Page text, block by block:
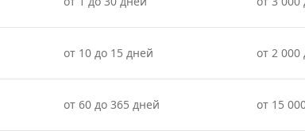
от 10 до 15 дней от 2 000
от 60 до 365 дней от 15